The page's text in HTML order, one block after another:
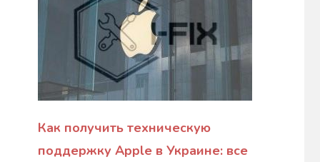
Как получить техническую
поддержку Apple в Украине: все